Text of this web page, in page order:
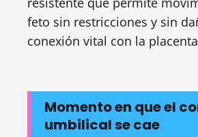
feto sin restricciones y sin
conexión vital con la
Momento en que el
umbilical se cae